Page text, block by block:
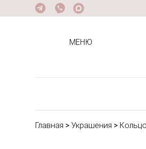
МЕНЮ
Главная > Украшения >